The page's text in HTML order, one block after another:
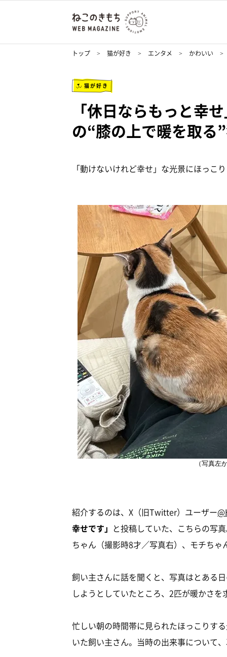
トップ 猫が好き エンタメ かわいい
猫が好き
「休日ならもっと幸
の“膝の上で暖を取る
「動けないけれど幸せ」な光景にほっこ
（写真左
紹介するのは、X（旧Twitter）ユーザー
幸せです」 と投稿していた、こちらの写
ちゃん（撮影時8才／写真右）、モチち
飼い主さんに話を聞くと、写真はとある
しようとしていたところ、2匹が暖かさ
忙しい朝の時間帯に見られたほっこりす
いた飼い主さん。当時の出来事について